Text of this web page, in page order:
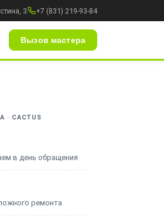
3 +7 (831) 219-93-84
Вызов мастера
CACTUS
в день обращения
ремонта